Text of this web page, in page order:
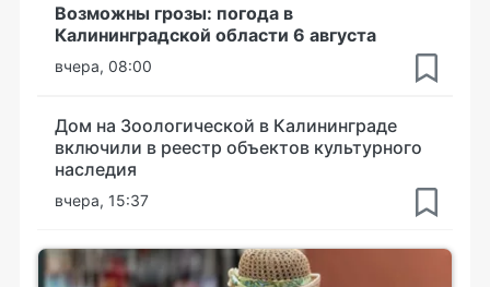
Возможны грозы: погода в
Калининградской области 6 августа
вчера, 08:00
Дом на Зоологической в Калининграде
включили в реестр объектов культурного
наследия
вчера, 15:37